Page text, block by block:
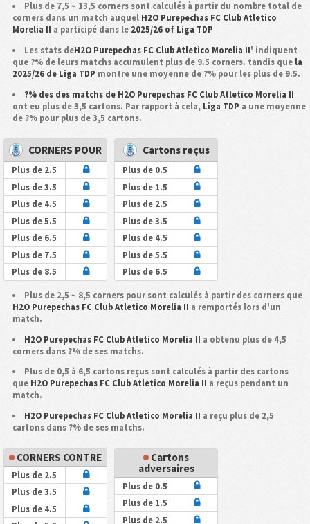
Plus de 7,5 ~ 13,5 corners sont calculés à partir du nombre total de
corners dans un match auquel H2O Purepechas FC Club Atletico
Morelia II a participé dans le 2025/26 of Liga TDP
Les stats deH2O Purepechas FC Club Atletico Morelia II' indiquent
que ?% de leurs matchs accumulent plus de 9.5 corners. tandis que la
2025/26 de Liga TDP montre une moyenne de ?% pour les plus de 9.5.
?% des des matchs de H2O Purepechas FC Club Atletico Morelia II
ont eu plus de 3,5 cartons. Par rapport à cela, Liga TDP a une moyenne
de ?% pour plus de 3,5 cartons.
CORNERS POUR
Plus de 2.5
Plus de 3.5
Plus de 4.5
Plus de 5.5
Plus de 6.5
Plus de 7.5
Plus de 8.5
Cartons reçus
Plus de 0.5
Plus de 1.5
Plus de 2.5
Plus de 3.5
Plus de 4.5
Plus de 5.5
Plus de 6.5
Plus de 2,5 ~ 8,5 corners pour sont calculés à partir des corners que
H2O Purepechas FC Club Atletico Morelia II a remportés lors d'un
match.
H2O Purepechas FC Club Atletico Morelia II a obtenu plus de 4,5
corners dans ?% de ses matchs.
Plus de 0,5 à 6,5 cartons reçus sont calculés à partir des cartons
que H2O Purepechas FC Club Atletico Morelia II a reçus pendant un
match.
H2O Purepechas FC Club Atletico Morelia II a reçu plus de 2,5
cartons dans ?% de ses matchs.
CORNERS CONTRE
Plus de 2.5
Plus de 3.5
Plus de 4.5
Cartons
adversaires
Plus de 0.5
Plus de 1.5
Plus de 2.5